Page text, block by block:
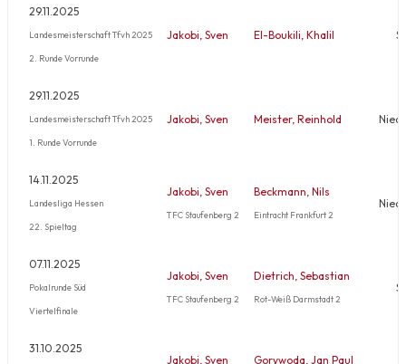
29.11.2025
Landesmeisterschaft Tfvh 2025
2. Runde Vorrunde
Jakobi, Sven El-Boukili, Khalil
29.11.2025
Landesmeisterschaft Tfvh 2025
1. Runde Vorrunde
Jakobi, Sven Meister, Reinhold
14.11.2025
Landesliga Hessen
22. Spieltag
Jakobi, Sven
TFC Staufenberg 2
Beckmann, Nils
Eintracht Frankfurt 2
07.11.2025
Pokalrunde Süd
Viertelfinale
Jakobi, Sven
TFC Staufenberg 2
Dietrich, Sebastian
Rot-Weiß Darmstadt 2
31.10.2025
Jakobi, Sven Gorywoda, Jan Paul